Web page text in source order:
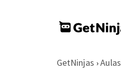
GetNinjas › Aulas